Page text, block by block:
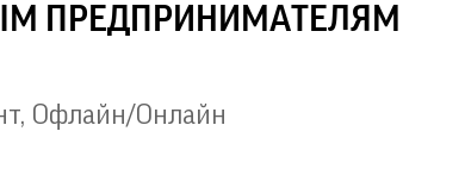
ПРЕДПРИНИМАТЕЛЯМ
, Офлайн/Онлайн